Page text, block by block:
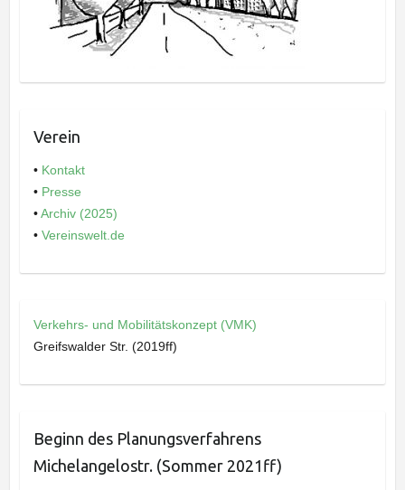
Verein
• Kontakt
• Presse
•Archiv (2025)
• Vereinswelt.de
Verkehrs- und Mobilitätskonzept (VMK)
Greifswalder Str. (2019ff)
Beginn des Planungsverfahrens
Michelangelostr. (Sommer 2021ff)